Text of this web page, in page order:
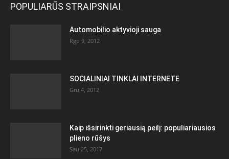
POPULIARŪS STRAIPSNIAI
Automobilio aktyvioji sauga
Rgp 9, 2012
SOCIALINIAI TINKLAI INTERNETE
Gru 4, 2012
Kaip išsirinkti geriausią peilį: populiariausios
plieno rūšys
Sau 25, 2017